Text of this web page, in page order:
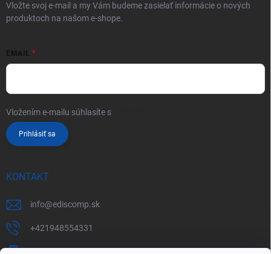
Vložte svoj e-mail a my Vám budeme zasielať informácie o nových
produktoch na našom e-shope.
EMAIL
Vložením e-mailu súhlasíte s
Prihlásiť sa
KONTAKT
info@ediscomp.sk
+421948554331